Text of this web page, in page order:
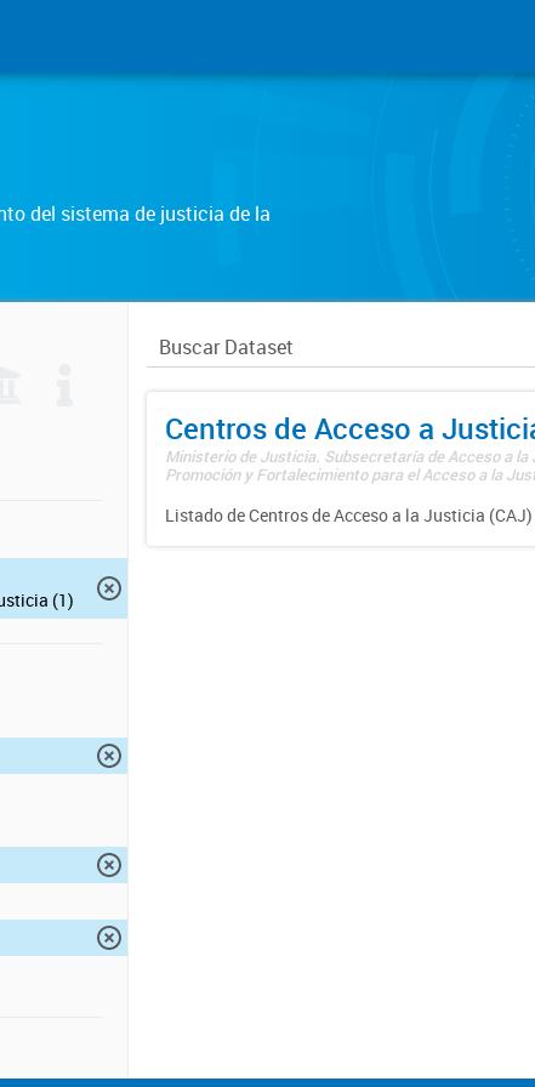
del sistema de justicia de la
(1)
Centros de Acceso a
Ministerio de Justicia. Subsecretaría de Acceso a
Promoción y Fortalecimiento para el Acceso a la
Listado de Centros de Acceso a la Justicia